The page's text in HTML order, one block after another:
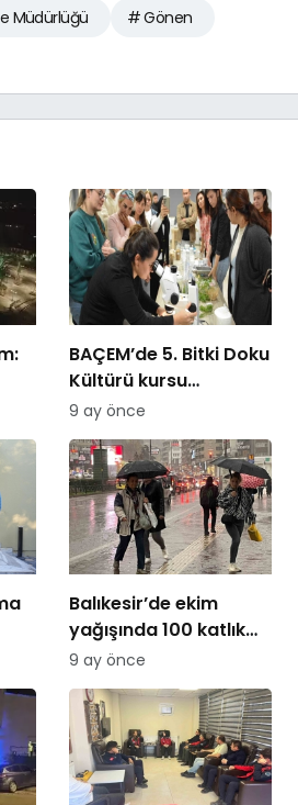
Müdürlüğü
# Gönen
BAÇEM’de 5. Bitki Doku
Kültürü kursu
tamamlandı
9 ay önce
Balıkesir’de ekim
yağışında 100 katlık
artış
9 ay önce